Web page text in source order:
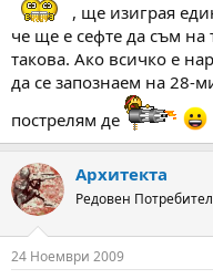
, ще изиграя
че ще е сефте да съм
такова. Ако всичко е
да се запознаем на 28-
пострелям де
Архитекта
Редовен Потребител
24 Ноември 2009